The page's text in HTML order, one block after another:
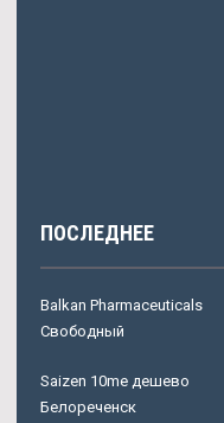
ПОСЛЕДНЕЕ
Balkan Pharmaceuticals
Свободный
Saizen 10me дешево
Белореченск